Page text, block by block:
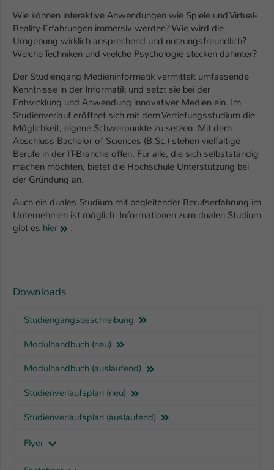
Wie können interaktive Anwendungen wie Spiele und Virtual-
Reality-Erfahrungen immersiv werden? Wie wird die
Umgebung wirklich ansprechend und nutzungsfreundlich?
Welche Techniken und welche Psychologie stecken dahinter?
Der Studiengang Medieninformatik vermittelt umfassende
Kenntnisse in der Informatik und setzt sie bei der
Entwicklung und Anwendung innovativer Medien ein. Im
Studienverlauf eröffnet sich mit dem Vertiefungsstudium die
Möglichkeit, eigene Schwerpunkte zu setzen. Mit dem
Abschluss Bachelor of Sciences (B.Sc.) stehen vielfältige
Berufe in der IT-Branche offen. Für alle, die sich selbstständig
machen möchten, bietet die Hochschule Unterstützung bei
der Gründung an.
Auch ein duales Studium mit begleitender Berufserfahrung im
Unternehmen ist möglich. Informationen zum dualen Studium
gibt es hier .
Downloads
Studiengangsbeschreibung
Modulhandbuch (neu)
Modulhandbuch (auslaufend)
Studienverlaufsplan (neu)
Studienverlaufsplan (auslaufend)
Flyer